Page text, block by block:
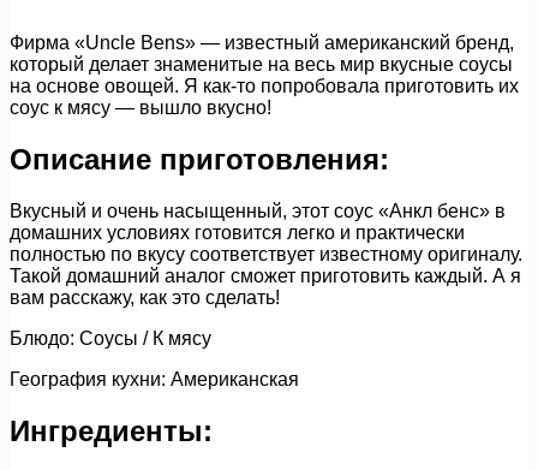
Фирма «Uncle Bens» — известный американский бренд,
который делает знаменитые на весь мир вкусные соусы
на основе овощей. Я как-то попробовала приготовить их
соус к мясу — вышло вкусно!
Описание приготовления:
Вкусный и очень насыщенный, этот соус «Анкл бенс» в
домашних условиях готовится легко и практически
полностью по вкусу соответствует известному оригиналу.
Такой домашний аналог сможет приготовить каждый. А я
вам расскажу, как это сделать!
Блюдо: Соусы / К мясу
География кухни: Американская
Ингредиенты: